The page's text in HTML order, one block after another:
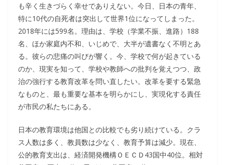
も辛く生きづらく幸せでありえない。今日、日本の青年、
特に10代の自死者は突出して世界1位になってしまった。
2018年には599名。理由は、学校（学業不振、進路）188
名、ほか家庭内不和、いじめで、大半が遺書なく不明とあ
る。彼らの悲痛の叫びが響く。今、学校で何が起きている
のか、現実を知って、学校や教師への批判を覚えつつ、政
治の強行する教育改革を問い直したい。改革を要する緊急
なものと、最も重要な基本を明らかにし、実現化する責任
が市民の私たちにある。
日本の教育環境は他国との比較でも劣り続けている。クラ
ス人数は多く、教員数は少なく、教育予算は減少。現在、
公的教育支出は、経済開発機構ＯＥＣＤ43国中40位。相対